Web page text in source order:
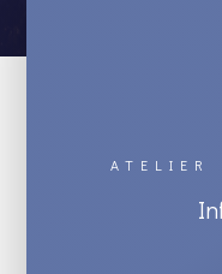
ATELIER